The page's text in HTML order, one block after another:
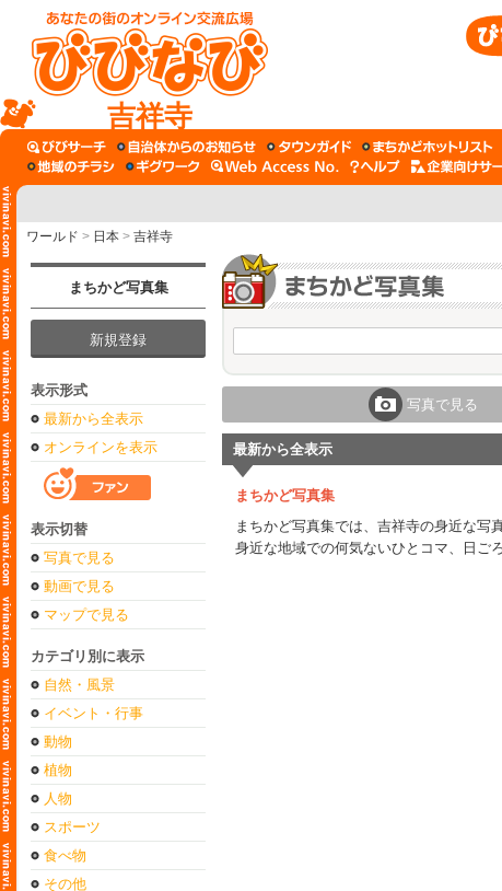
吉祥寺
ワールド > 日本 > 吉祥寺
まちかど写真集
新規登録
表示形式
最新から全表示
オンラインを表示
表示切替
写真で見る
動画で見る
マップで見る
カテゴリ別に表示
自然・風景
イベント・行事
動物
植物
人物
スポーツ
食べ物
その他
写真で見る
最新から全表示
まちかど写真集
まちかど写真集では、吉祥寺の身近な写
身近な地域での何気ないひとコマ、日ご